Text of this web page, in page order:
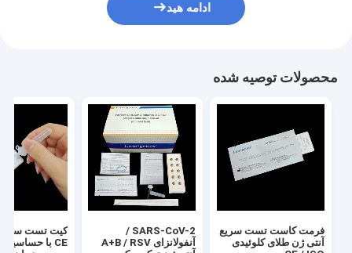
ادامه هید
محصولات توصیه شده
فرمت کاست تست سریع
آنتی ژن طلای کلوئیدی
SARS-CoV-2 /
آنفولانزای A+B / RSV
کیت تست سریع